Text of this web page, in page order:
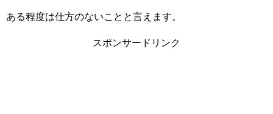
ある程度は仕方のないことと言えます。
スポンサードリンク